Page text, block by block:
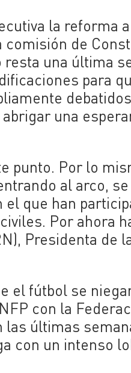
la reforma
comisión de
una última
para
una
punto. Por lo
al arco,
el que han
Por ahora
Presidenta de
el fútbol se
con la
últimas
con un intenso